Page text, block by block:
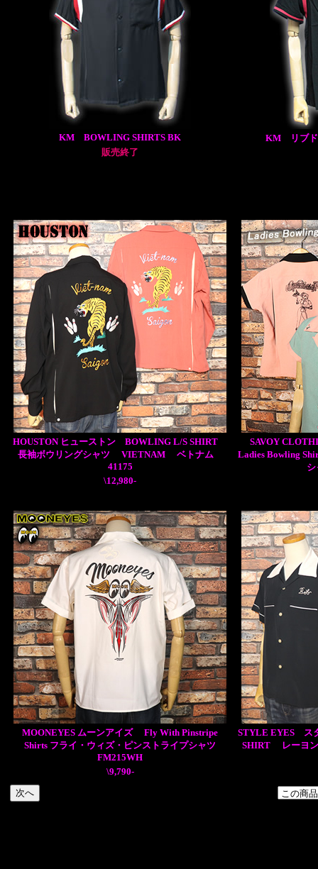
KM BOWLING SHIRTS BK
販売終了
KM リブド
HOUSTON ヒューストン BOWLING L/S SHIRT
長袖ボウリングシャツ VIETNAM ベトナム
41175
\12,980-
SAVOY
Ladies Bowling
シ
MOONEYES ムーンアイズ Fly With Pinstripe
Shirts フライ・ウィズ・ピンストライプシャツ
FM215WH
\9,790-
STYLE EYES ス
SHIRT レーヨ